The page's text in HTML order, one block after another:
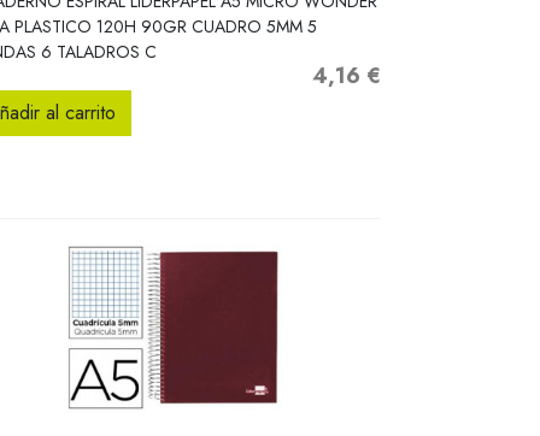
PLASTICO 120H 90GR CUADRO 5MM 5
6 TALADROS C
Precio
4,16 €
al carrito